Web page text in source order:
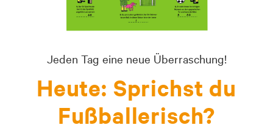
Jeden Tag eine neue Überraschung!
Heute: Sprichst du
Fußballerisch?